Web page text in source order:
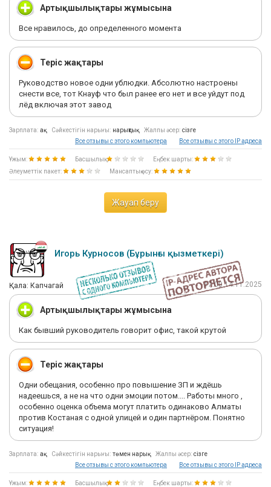
Артықшылықтары жұмысына
Все нравилось, до определенного момента
Теріс жақтары
Руководство новое одни ублюдки. Абсолютно настроены
снести все, тот Кнауф что был ранее его нет и все уйдут под
лёд включая этот завод
Зарплата: ақ Сәйкестігін нарығы: нарықтық Жалпы әсер: сізге
Все отзывы с этого IP адреса
Все отзывы с этого компьютера
Ұжым: Басшылық:
Еңбек шарты:
Әлеуметтік пакет:
Мансаптық өсу:
Жауап беру
Игорь Курносов (Бұрынғы қызметкері)
Қала: Капчагай 17:00 14.11.2025
Артықшылықтары жұмысына
Как бывший руководитель говорит офис, такой крутой
Теріс жақтары
Одни обещания, особенно про повышение ЗП и ждёшь
надеешься, а не на что одни эмоции потом.... Работы много ,
особенно оценка объема могут платить одинаково Алматы
против Костаная с одной улицей и один партнёром. Понятно
ситуация!
Зарплата: ақ Сәйкестігін нарығы: төмен нарық Жалпы әсер: сізге
Все отзывы с этого IP адреса
Все отзывы с этого компьютера
Ұжым: Басшылық:
Еңбек шарты: